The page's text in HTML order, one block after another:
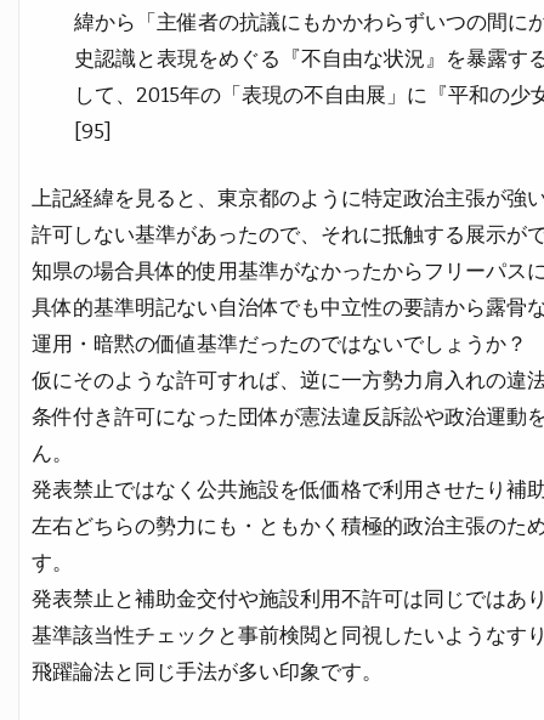
緯から「主催者の抗議にもかかわらずいつの間に
史認識と表現をめぐる『不自由な状況』を暴露す
して、2015年の「表現の不自由展」に『平和の
[95]
上記経緯を見ると、東京都のように特定政治主張が強
許可しない基準があったので、それに抵触する展示が
知県の場合具体的使用基準がなかったからフリーパス
具体的基準明記ない自治体でも中立性の要請から露骨
運用・暗黙の価値基準だったのではないでしょうか？
仮にそのような許可すれば、逆に一方勢力肩入れの違
条件付き許可になった団体が憲法違反訴訟や政治運動
ん。
発表禁止ではなく公共施設を低価格で利用させたり補
左右どちらの勢力にも・ともかく積極的政治主張のた
す。
発表禁止と補助金交付や施設利用不許可は同じではあ
基準該当性チェックと事前検閲と同視したいようなす
飛躍論法と同じ手法が多い印象です。